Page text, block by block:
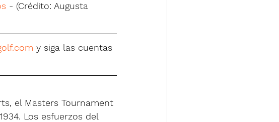
- (Crédito: Augusta
y siga las cuentas
el Masters Tournament
Los esfuerzos del